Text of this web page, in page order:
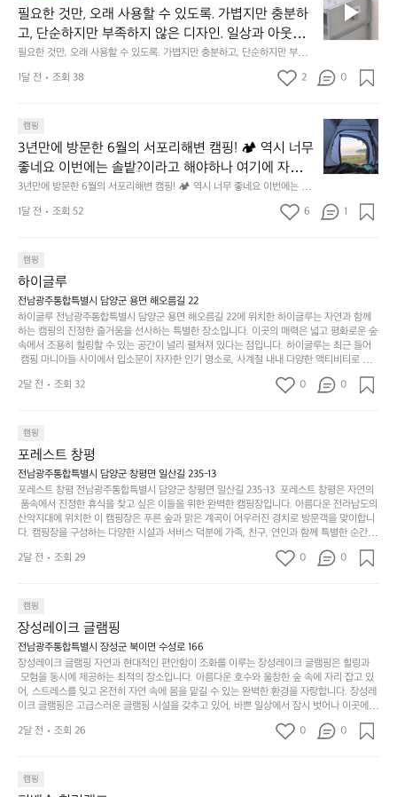
차
안
서
도
구
나
잠
에
기
까
이
걸
리
는
순
다.
그
럴
때
는
차
을
가
려
보
세
요.
저히 집착했습니다. 튼튼한 내구도와 넉넉한 수납력을
해치치 않는 선에서, 가장 가볍고 얇게 설계했습니다.
이 디자인과 사용감은, 꼭 직접 손으로 만져보며 경험
해 보시기를 바랍니다.
서, 가장 가볍고 얇게 설계했습니다.  이 디자인과 사용감은, 꼭 직접 손으로
만져보며 경험해 보시기를 바랍니다.
년
이
넘
군
지
의
초
기
품
갑’입
니
다.
일
상
에
고
다
니
고
싶
어
는
크
기,
무
게,
필요한 것만, 오래 사용할 수 있도록. 가볍지만 충분하
고, 단순하지만 부족하지 않은 디자인. 일상과 아웃도
어의 경계를 자연스럽게 이어주는 RIDGE MOUNTAIN
GEAR. 키네틱웍스에서 만나보세요.
필요한 것만, 오래 사용할 수 있도록. 가볍지만 충분하고, 단순하지만 부족하
지 않은 디자인. 일상과 아웃도어의 경계를 자연스럽게 이어주는 RIDGE M
OUNTAIN GEAR. 키네틱웍스에서 만나보세요.
요
한
것
오
용
할
수
있
록.
분
하
고,
단
순
하
하
지
않
은
디
자
웃
도
어
의
경
1달 전 조회 38 2 0
캠핑
3년만에 방문한 6월의 서포리해변 캠핑! 🏕 역시 너무
좋네요 이번에는 솔밭?이라고 해야하나 여기에 자리를
잡았는데 정말 시원하고 경치도 좋네요  서해치고 물도
맑은편, 아이들도 놀기 좋고 1박 2일은 넘 짧게 느껴지
네요  .1박 1동 1만원 (수금은 7시쯤, 동네에서 관리) .수
바로 화장실있음 .5분거리 cu .2분거리 음식점  항구에
서부터 해변까지 버스도 다니네요 ㅎㅎㅎ 아이들 엄청
좋아하네요 점심쯤도착해서 철수할때까지 물놀이 3
타임이나 했네요 ⛱️
3년만에 방문한 6월의 서포리해변 캠핑! 🏕 역시 너무 좋네요 이번에는 솔
밭?이라고 해야하나 여기에 자리를 잡았는데 정말 시원하고 경치도 좋네요
서해치고 물도 맑은편, 아이들도 놀기 좋고 1박 2일은 넘 짧게 느껴지네요  .
항구에서부터 해변까지 버스도 다니네요 ㅎㅎㅎ 아이들 엄청 좋아하네요 점
심쯤도착해서 철수할때까지 물놀이 3타임이나 했네요 ⛱️
년
만
에
문
포
리
해
변
캠
핑!
무
좋
네
요
이
이
라
고
해
야
하
1달 전 조회 52 6 1
캠핑
하이글루
전남광주통합특별시 담양군 용면 해오름길 22
하이글루 전남광주통합특별시 담양군 용면 해오름길 22에 위치한 하이글루는 자연과 함께
하는 캠핑의 진정한 즐거움을 선사하는 특별한 장소입니다. 이곳의 매력은 넓고 평화로운 숲
속에서 조용히 힐링할 수 있는 공간이 널리 펼쳐져 있다는 점입니다. 하이글루는 최근 들어
캠핑 마니아들 사이에서 입소문이 자자한 인기 명소로, 사계절 내내 다양한 액티비티로 방
문객들을 맞이합니다. 특히, 하이글루의 독특한 시설인 글램핑 텐트는 고객들에게 아늑한 잠
자리를 제공하며, 캠핑의 매력을 한층 더해 줍니다. 밖에서는 자연의 소리를 들으며, 내부에
함께 좋은 시간을 보낼 수 있다는 것입니다. 또한, 하이글루 인근에는 다양한 트레킹 코스와
자전거 도로가 있어 아웃도어 활동을 좋아하는 이들에게 더욱 참조할 만한 장소가 됩니다.
담양의 아름다운 자연과 함께, 건강한 레저 활동을 즐기며 행복한 캠핑 경험을 쌓으실 수 있
습니다. 하이글루에서 특별한 순간을 만끽해보세요. 따뜻한 햇살과 함께하는 아침, 상징적인
담양의 죽녹원과 함께 어우러진 저녁, 그리고 고요한 밤하늘 아래에서 별을 바라보며 나누는
이야기들은 여러분의 캠핑 여행을 더욱 특별하게 만들어 줄 것입니다.  인기 정도: ★★★★
★
2달 전 조회 32 0 0
캠핑
포레스트 창평
전남광주통합특별시 담양군 창평면 일산길 235-13
포레스트 창평 전남광주통합특별시 담양군 창평면 일산길 235-13  포레스트 창평은 자연의
품속에서 진정한 휴식을 찾고 싶은 이들을 위한 완벽한 캠핑장입니다. 아름다운 전라남도의
산악지대에 위치한 이 캠핑장은 푸른 숲과 맑은 계곡이 어우러진 경치로 방문객을 맞이합니
다. 캠핑장을 구성하는 다양한 시설과 서비스 덕분에 가족, 친구, 연인과 함께 특별한 순간을
만들어갈 수 있는 최적의 공간이 됩니다.  포레스트 창평은 주말마다 직접 재배한 신선한 농
산물을 제공하는 캠핑장으로, 현지에서만 느낄 수 있는 자연의 맛을 경험할 수 있습니다. 또
으며 깊은 숙면을 취할 수 있는 기회를 제공합니다.  이곳은 자연과의 완벽한 조화를 이루며,
다채로운 야외 활동을 제공합니다. 특히 어린이들은 안전하게 놀 수 있는 놀이시설이 마련
되어 있어 부모님들과 함께 즐거운 시간을 보낼 수 있습니다. 주변의 다양한 관광지와 먹거
리를 탐험하는 재미도 포레스트 창평의 매력 중 하나입니다.  또한, 캠핑장을 방문한 후 지속
적으로 재방문하는 이들이 많아 인기가 날로 상승하고 있습니다. 포레스트 창평은 단순한 캠
핑 그 이상을 제공하며, 자연을 사랑하는 모든 이들에게 꼭 한번 경험해봐야 할 장소로 자리
잡았습니다.  인기 정도: ★★★★★
2달 전 조회 29 0 0
캠핑
장성레이크 글램핑
전남광주통합특별시 장성군 북이면 수성로 166
장성레이크 글램핑 자연과 현대적인 편안함이 조화를 이루는 장성레이크 글램핑은 힐링과
모험을 동시에 제공하는 최적의 장소입니다. 아름다운 호수와 울창한 숲 속에 자리 잡고 있
어, 스트레스를 잊고 온전히 자연 속에 몸을 맡길 수 있는 완벽한 환경을 자랑합니다. 장성레
이크 글램핑은 고급스러운 글램핑 시설을 갖추고 있어, 바쁜 일상에서 잠시 벗어나 이곳에
오면 사치스러운 휴식이 가능해집니다. 독립된 텐트에서 제공되는 특별한 불멍 공간은 소중
한 사람과 함께 따뜻한 이야기를 나눌 수 있는 소중한 시간을 만들어 줍니다. 또한, 주변의 자
을 창출하는 시간이 될 것입니다. 특히 식사를 좋아하는 분들에게는 매주 특별한 바비큐 파
티와 지역에서 나는 신선한 재료로 만든 다양한 요리를 제공하여 미각을 만족시켜 줍니다.
2달 전 조회 26 0 0
캠핑